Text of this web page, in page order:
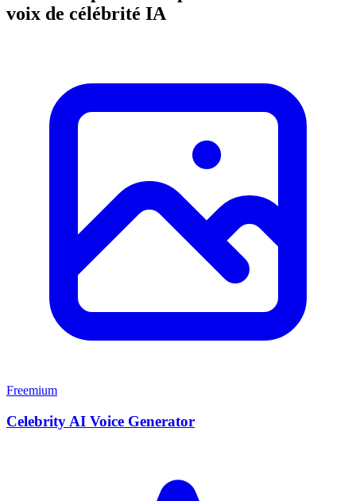
voix de célébrité IA
Freemium
Celebrity AI Voice Generator